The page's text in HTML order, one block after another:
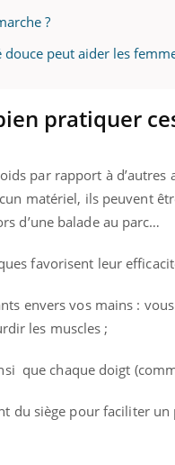
?
peut aider les
pratiquer
par rapport à
matériel, ils peuvent
d’une balade au parc…
favorisent leur
envers vos mains :
les muscles ;
que chaque doigt
du siège pour faciliter